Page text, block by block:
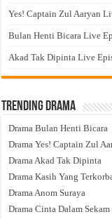
Yes! Captain Zul Aaryan
Bulan Henti Bicara Live
Akad Tak Dipinta Live
Trending Drama
Drama Bulan Henti Bicara
Drama Yes! Captain Zul
Drama Akad Tak Dipinta
Drama Kasih Yang
Drama Anom Suraya
Drama Cinta Dalam Sekam